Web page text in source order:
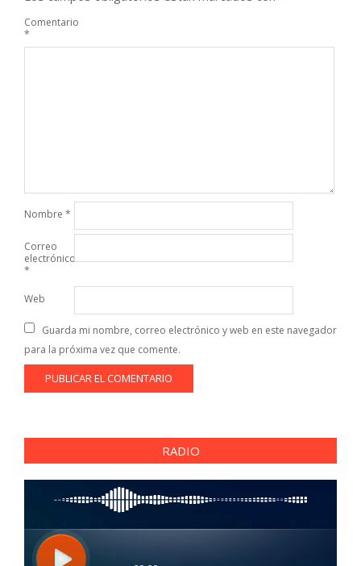
Comentario
*
Nombre *
Correo
electrónico
*
Web
Guarda mi nombre, correo electrónico y web en este navegador
para la próxima vez que comente.
RADIO